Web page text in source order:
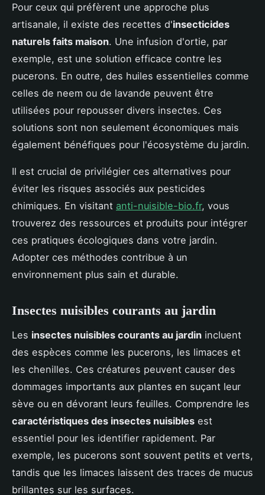
Pour ceux qui préfèrent une approche plus
artisanale, il existe des recettes d'insecticides
naturels faits maison. Une infusion d'ortie, par
exemple, est une solution efficace contre les
pucerons. En outre, des huiles essentielles comme
celles de neem ou de lavande peuvent être
utilisées pour repousser divers insectes. Ces
solutions sont non seulement économiques mais
également bénéfiques pour l'écosystème du jardin.
Il est crucial de privilégier ces alternatives pour
éviter les risques associés aux pesticides
chimiques. En visitant anti-nuisible-bio.fr, vous
trouverez des ressources et produits pour intégrer
ces pratiques écologiques dans votre jardin.
Adopter ces méthodes contribue à un
environnement plus sain et durable.
Insectes nuisibles courants au jardin
Les insectes nuisibles courants au jardin incluent
des espèces comme les pucerons, les limaces et
les chenilles. Ces créatures peuvent causer des
dommages importants aux plantes en suçant leur
sève ou en dévorant leurs feuilles. Comprendre les
caractéristiques des insectes nuisibles est
essentiel pour les identifier rapidement. Par
exemple, les pucerons sont souvent petits et verts,
tandis que les limaces laissent des traces de mucus
brillantes sur les surfaces.